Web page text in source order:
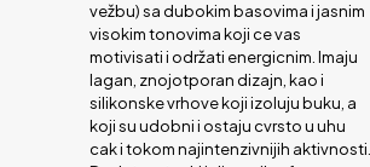
vežbu) sa dubokim basovima i jasnim
visokim tonovima koji ce vas
motivisati i održati energicnim. Imaju
lagan, znojotporan dizajn, kao i
silikonske vrhove koji izoluju buku, a
koji su udobni i ostaju cvrsto u uhu
cak i tokom najintenzivnijih aktivnosti.